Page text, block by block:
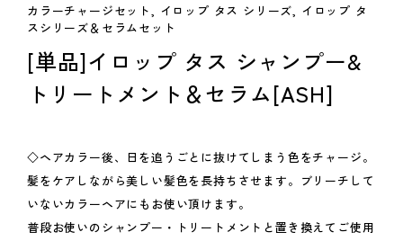
カラーチャージセット, イロップ タス シリーズ, イロップ タ
スシリーズ＆セラムセット
[単品]イロップ タス シャンプー&
トリートメント＆セラム[ASH]
◇ヘアカラー後、日を追うごとに抜けてしまう色をチャージ。
髪をケアしながら美しい髪色を長持ちさせます。ブリーチして
いないカラーヘアにもお使い頂けます。
普段お使いのシャンプー・トリートメントと置き換えてご使用